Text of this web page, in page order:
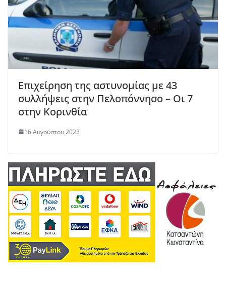
Επιχείρηση της αστυνομίας με 43
συλλήψεις στην Πελοπόννησο – Οι 7
στην Κορινθία
16 Αυγούστου 2023